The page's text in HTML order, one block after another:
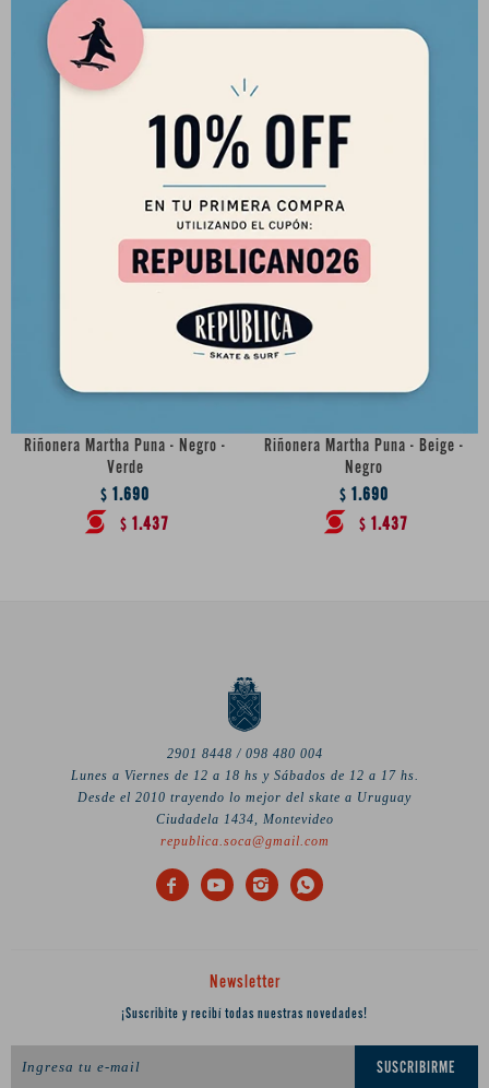
Bandolera Martha Fig - Verde
1.690
1.437
Riñonera Martha Peak Waist -
Riñonera Martha Puna - Negro -
Verde
$ 1.690
$ 1.437
Riñonera Martha Puna - Beige -
Negro
$ 1.690
$ 1.437
2901 8448 / 098 480 004
Lunes a Viernes de 12 a 18 hs y Sábados de 12 a 17 hs.
Desde el 2010 trayendo lo mejor del skate a Uruguay
Ciudadela 1434, Montevideo
republica.soca@gmail.com
   
Newsletter
¡Suscribite y recibí todas nuestras novedades!
SUSCRIBIRME